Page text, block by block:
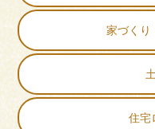
家づくり
住宅